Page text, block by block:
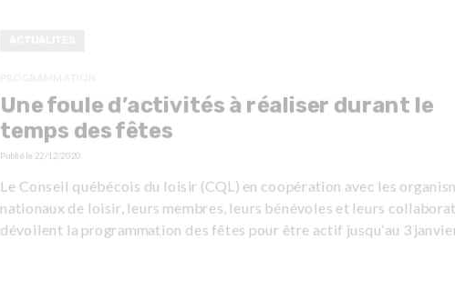
Une foule d’activités à réaliser durant le
temps des fêtes
Publié le 22/12/2020
Le Conseil québécois du loisir (CQL) en coopération avec les
nationaux de loisir, leurs membres, leurs bénévoles et leurs
dévoilent la programmation des fêtes pour être actif jusqu’au 3